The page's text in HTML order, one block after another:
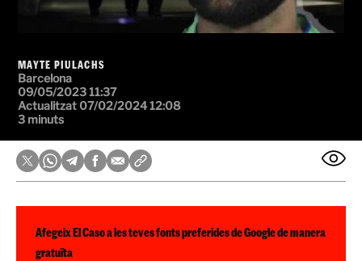
MAYTE PIULACHS
Barcelona
09/05/2023 11:37
Actualitzat 07/02/2024 12:08
3 minuts
Afegeix El Caso a les teves fonts preferides de Google de manera
gratuïta